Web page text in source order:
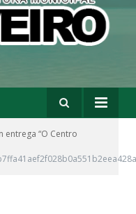
entrega “O Centro